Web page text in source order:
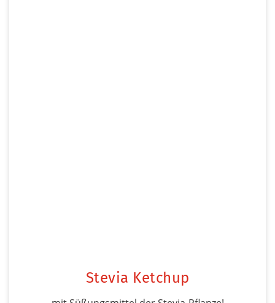
Stevia Ketchup